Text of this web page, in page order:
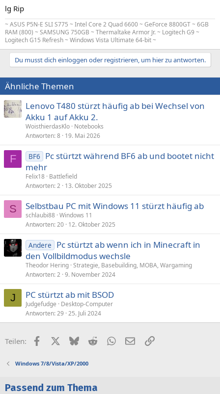
lg Rip
~ ASUS P5N-E SLI S775 ~ Intel Core 2 Quad 6600 ~ GeForce 8800GT ~ 6GB
RAM (800) ~ SAMSUNG 750GB ~ Thermaltake Armor Jr. ~ Logitech G9 ~
Logitech G15 Refresh ~ Windows Vista Ultimate 64-bit ~
Du musst dich einloggen oder registrieren, um hier zu antworten.
Ähnliche Themen
Lenovo T480 stürzt häufig ab bei Wechsel von
Akku 1 auf Akku 2.
WoisthierdasKlo Notebooks
Antworten 8 19. Mai 2026
F BF6
Pc stürtzt während BF6 ab und bootet nicht
mehr
Felix18 Battlefield
Antworten 2 13. Oktober 2025
S Selbstbau PC mit Windows 11 stürzt häufig ab
schlaubi88 Windows 11
Antworten 20 12. Oktober 2025
Andere
Pc stürtzt ab wenn ich in Minecraft in
den Vollbildmodus wechsle
Theodor Hering Strategie, Basebuilding, MOBA, Wargaming
Antworten 2 9. November 2024
J PC stürtzt ab mit BSOD
Judgefudge
Desktop-Computer
Antworten 29 25. Juli 2024
Teilen: FacebookX (Twitter)
BlueskyRedditWhatsApp
E-MailLink
Windows 7/8/Vista/XP/2000
Passend zum Thema